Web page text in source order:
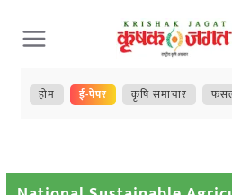
Skip
to
content
होम ई-पेपर कृषि समाचार